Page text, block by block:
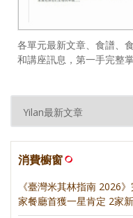
各單元最新文章、食譜、
和講座訊息，第一手完整
消費櫥窗
《臺灣米其林指南 2026
家餐廳首獲一星肯定 2家